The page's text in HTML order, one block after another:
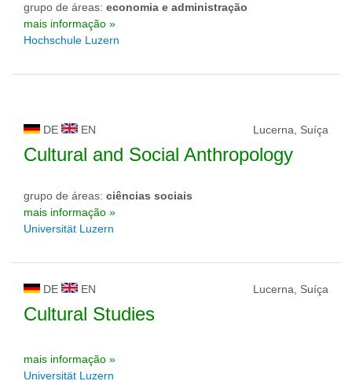
grupo de áreas: economia e administração
mais informação »
Hochschule Luzern
DE EN Lucerna, Suíça
Cultural and Social Anthropology
grupo de áreas: ciências sociais
mais informação »
Universität Luzern
DE EN Lucerna, Suíça
Cultural Studies
mais informação »
Universität Luzern